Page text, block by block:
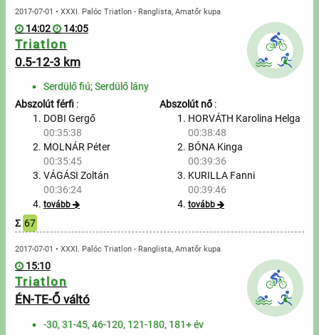
Szállás ajánlatok
Impresszum
2017-07-01 • XXXI. Palóc Triatlon - Ranglista, Amatőr kupa
14:02 14:05
Triatlon
0.5-12-3 km
Serdülő fiú; Serdülő lány
Abszolút férfi :
DOBI Gergő
00:35:38
MOLNÁR Péter
00:35:45
VÁGÁSI Zoltán
00:36:24
tovább
Abszolút nő:
HORVÁTH Karolina Helga
00:38:48
BÓNA Kinga
00:39:36
KURILLA Fanni
00:39:46
tovább
Σ 67
2017-07-01 • XXXI. Palóc Triatlon - Ranglista, Amatőr kupa
15:10
Triatlon
ÉN-TE-Ő váltó
-30, 31-45, 46-120, 121-180, 181+ év